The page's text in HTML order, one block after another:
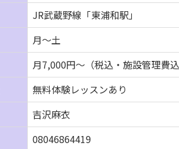
JR武蔵野線「東浦和駅」
月～土
月7,000円～（税込・施設管理費
無料体験レッスンあり
吉沢麻衣
08046864419